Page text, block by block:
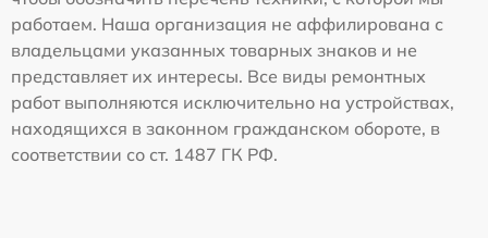
работаем. Наша организация не аффилирована с
владельцами указанных товарных знаков и не
представляет их интересы. Все виды ремонтных
работ выполняются исключительно на устройствах,
находящихся в законном гражданском обороте, в
соответствии со ст. 1487 ГК РФ.